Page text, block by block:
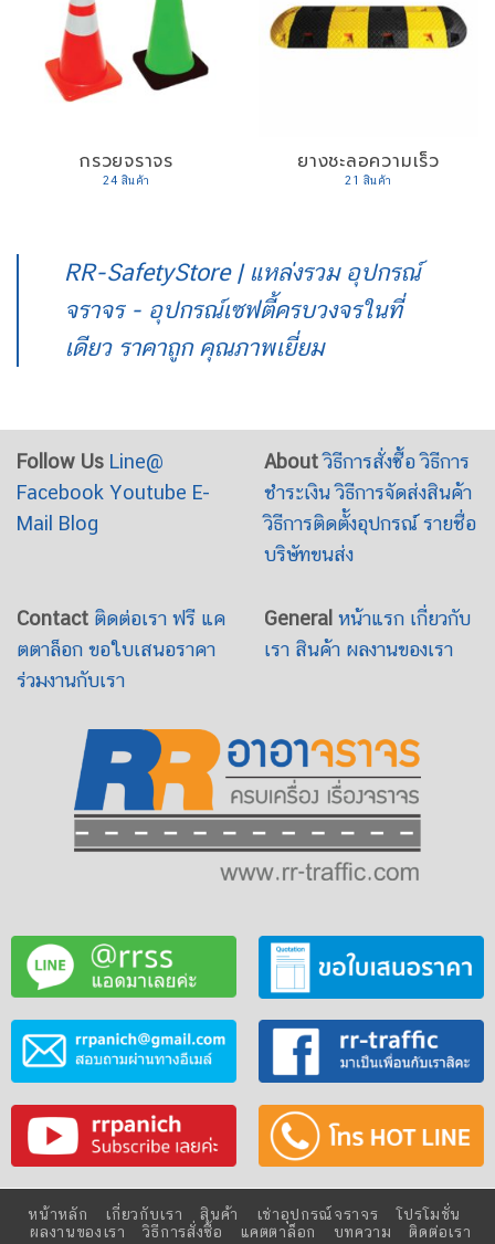
กรวยจราจร
24 สินค้า
ยางชะลอความเร็ว
21 สินค้า
RR-SafetyStore | แหล่งรวม อุปกรณ์
จราจร - อุปกรณ์เซฟตี้ครบวงจรในที่
เดียว ราคาถูก คุณภาพเยี่ยม
Follow Us Line@
Facebook Youtube E-
Mail Blog
About วิธีการสั่งซื้อ วิธีการ
ชำระเงิน วิธีการจัดส่งสินค้า
วิธีการติดตั้งอุปกรณ์ รายชื่อ
บริษัทขนส่ง
Contact ติดต่อเรา ฟรี แค
ตตาล็อก ขอใบเสนอราคา
ร่วมงานกับเรา
General หน้าแรก เกี่ยวกับ
เรา สินค้า ผลงานของเรา
หน้าหลัก เกี่ยวกับเรา สินค้า เช่าอุปกรณ์จราจร
โปรโมชั่น
ผลงานของเรา
วิธีการสั่งซื้อ แคตตาล็อก บทความ ติดต่อเรา